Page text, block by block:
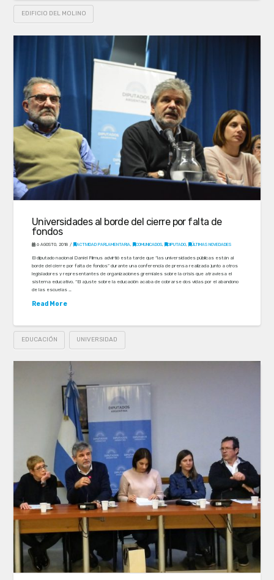
EDIFICIO DEL MOLINO
Universidades al borde del cierre por falta de
fondos
6 AGOSTO, 2018 ACTIVIDAD PARLAMENTARIA, COMUNICADOS, DIPUTADO, ÚLTIMAS NOVEDADES
El diputado nacional Daniel Filmus advirtió esta tarde que “las universidades públicas están al
borde del cierre por falta de fondos” durante una conferencia de prensa realizada junto a otros
legisladores y representantes de organizaciones gremiales sobre la crisis que atraviesa el
sistema educativo. “El ajuste sobre la educación acaba de cobrarse dos vidas por el abandono
de las escuelas …
Read More
EDUCACIÓN UNIVERSIDAD